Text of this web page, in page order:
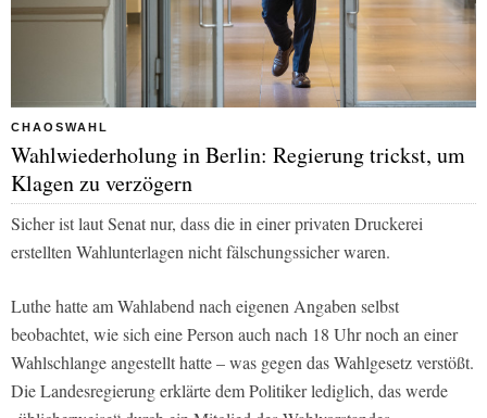
CHAOSWAHL
Wahlwiederholung in Berlin: Regierung trickst, um
Klagen zu verzögern
Sicher ist laut Senat nur, dass die in einer privaten Druckerei
erstellten Wahlunterlagen nicht fälschungssicher waren.
Luthe hatte am Wahlabend nach eigenen Angaben selbst
beobachtet, wie sich eine Person auch nach 18 Uhr noch an einer
Wahlschlange angestellt hatte – was gegen das Wahlgesetz verstößt.
Die Landesregierung erklärte dem Politiker lediglich, das werde